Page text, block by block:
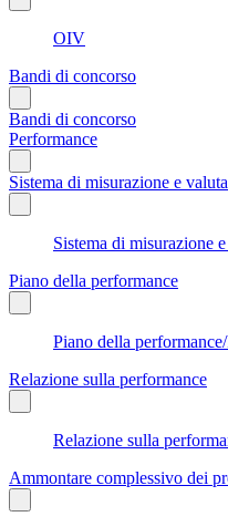
OIV
Bandi di concorso
Bandi di concorso
Performance
Sistema di misurazione e
Sistema di misurazione
Piano della performance
Piano della
Relazione sulla performance
Relazione sulla
Ammontare complessivo dei